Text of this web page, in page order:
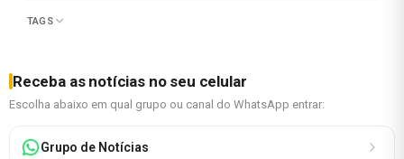
TAGS
Receba as notícias no seu celular
Escolha abaixo em qual grupo ou canal do WhatsApp entrar:
Grupo de Notícias